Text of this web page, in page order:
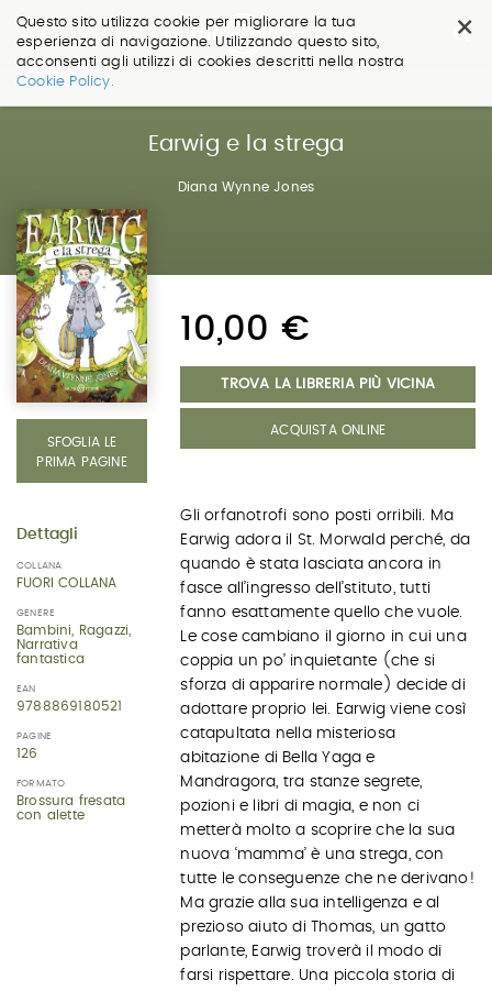
×
Questo sito utilizza cookie per migliorare la tua
esperienza di navigazione. Utilizzando questo sito,
acconsenti agli utilizzi di cookies descritti nella nostra
Cookie Policy.
Salta
Earwig e la strega
Diana Wynne Jones
SFOGLIA LE
PRIMA PAGINE
Dettagli
COLLANA
FUORI COLLANA
GENERE
Bambini, Ragazzi,
Narrativa
fantastica
EAN
9788869180521
PAGINE
126
FORMATO
Brossura fresata
con alette
10,00 €
TROVA LA LIBRERIA PIÙ VICINA
ACQUISTA ONLINE
Gli orfanotrofi sono posti orribili. Ma
Earwig adora il St. Morwald perché, da
quando è stata lasciata ancora in
fasce all’ingresso dell’stituto, tutti
fanno esattamente quello che vuole.
Le cose cambiano il giorno in cui una
coppia un po’ inquietante (che si
sforza di apparire normale) decide di
adottare proprio lei. Earwig viene così
catapultata nella misteriosa
abitazione di Bella Yaga e
Mandragora, tra stanze segrete,
pozioni e libri di magia, e non ci
metterà molto a scoprire che la sua
nuova ‘mamma’ è una strega, con
tutte le conseguenze che ne derivano!
Ma grazie alla sua intelligenza e al
prezioso aiuto di Thomas, un gatto
parlante, Earwig troverà il modo di
farsi rispettare. Una piccola storia di